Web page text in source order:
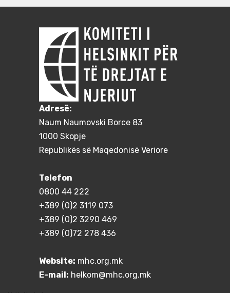
Adresë:
Naum Naumovski Borce 83
1000 Skopje
Republikës së Maqedonisë Veriore
Telefon
0800 44 222
+389 (0)2 3119 073
+389 (0)2 3290 469
+389 (0)72 278 436
Website: mhc.org.mk
E-mail: helkom@mhc.org.mk